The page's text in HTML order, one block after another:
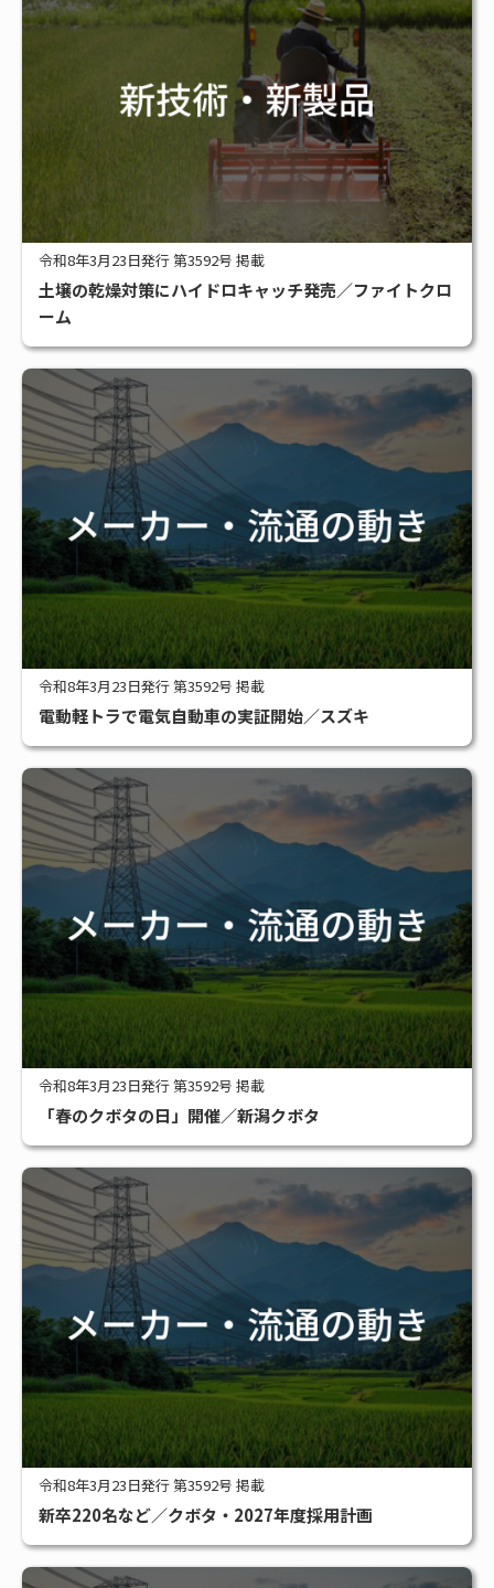
令和8年3月23日発行 第3592号 掲載
土壌の乾燥対策にハイドロキャッチ発売／ファイトクロ
ーム
令和8年3月23日発行 第3592号 掲載
電動軽トラで電気自動車の実証開始／スズキ
令和8年3月23日発行 第3592号 掲載
「春のクボタの日」開催／新潟クボタ
令和8年3月23日発行 第3592号 掲載
新卒220名など／クボタ・2027年度採用計画